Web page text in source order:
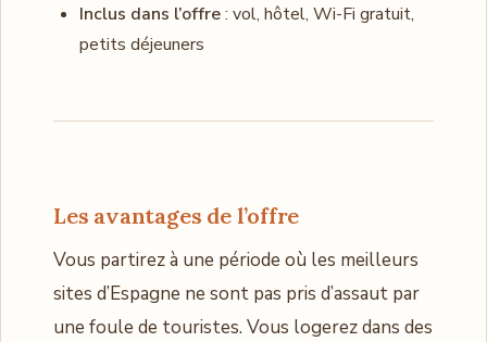
Inclus dans l’offre: vol, hôtel, Wi-Fi gratuit,
petits déjeuners
Les avantages de l’offre
Vous partirez à une période où les meilleurs
sites d’Espagne ne sont pas pris d’assaut par
une foule de touristes. Vous logerez dans des